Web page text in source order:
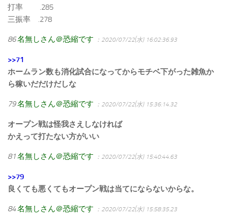
打率 .285
三振率 .278
86名無しさん＠恐縮です ：2020/07/22(水) 16:02:36.93
>>71
ホームラン数も消化試合になってからモチベ下がった雑魚か
ら稼いだだけだしな
79名無しさん＠恐縮です ：2020/07/22(水) 15:36:14.32
オープン戦は怪我さえしなければ
かえって打たない方がいい
81名無しさん＠恐縮です ：2020/07/22(水) 15:40:44.63
>>79
良くても悪くてもオープン戦は当てにならないからな。
84名無しさん＠恐縮です ：2020/07/22(水) 15:58:35.23